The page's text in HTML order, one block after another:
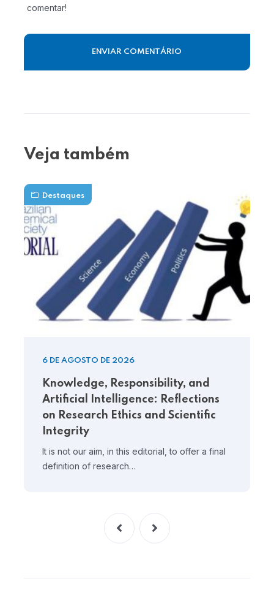
comentar!
Veja também
Destaques
6 DE AGOSTO DE 2026
Knowledge, Responsibility, and
Artificial Intelligence: Reflections
on Research Ethics and Scientific
Integrity
It is not our aim, in this editorial, to offer a final
definition of research…